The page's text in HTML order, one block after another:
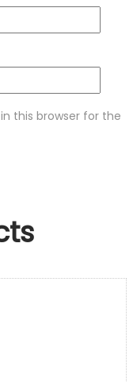
this browser for the